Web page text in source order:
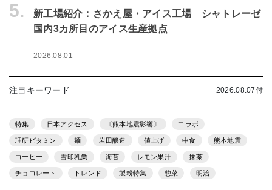
5.
新工場紹介：さかえ屋・アイス工場 シャトレーゼ
国内3カ所目のアイス生産拠点
2026.08.01
注目キーワード 2026.08.07付
特集 日本アクセス 〔熊本地震影響〕 コラボ
理研ビタミン 麺 岩田醸造 値上げ 中食 熊本地震
コーヒー 雪印乳業 海苔 レモン果汁 抹茶
チョコレート トレンド 製粉特集 惣菜 明治